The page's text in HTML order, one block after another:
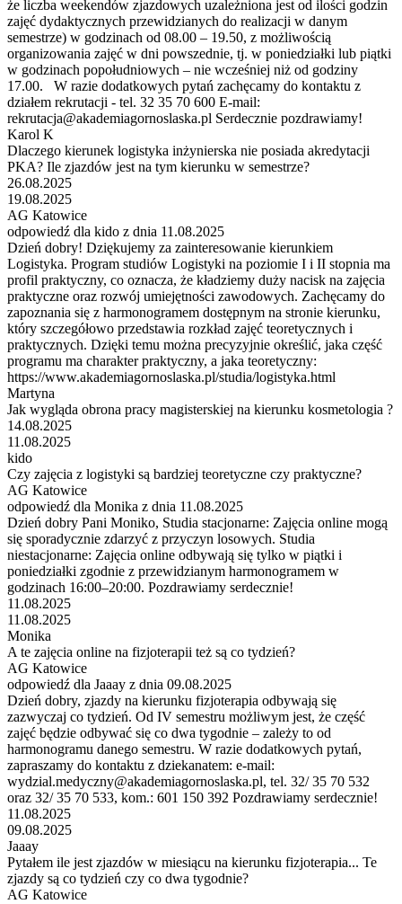
że liczba weekendów zjazdowych uzależniona jest od ilości godzin
zajęć dydaktycznych przewidzianych do realizacji w danym
semestrze) w godzinach od 08.00 – 19.50, z możliwością
organizowania zajęć w dni powszednie, tj. w poniedziałki lub piątki
w godzinach popołudniowych – nie wcześniej niż od godziny
17.00. W razie dodatkowych pytań zachęcamy do kontaktu z
działem rekrutacji - tel. 32 35 70 600 E-mail:
rekrutacja@akademiagornoslaska.pl Serdecznie pozdrawiamy!
Karol K
Dlaczego kierunek logistyka inżynierska nie posiada akredytacji
PKA? Ile zjazdów jest na tym kierunku w semestrze?
26.08.2025
19.08.2025
AG Katowice
odpowiedź dla kido z dnia 11.08.2025
Dzień dobry! Dziękujemy za zainteresowanie kierunkiem
Logistyka. Program studiów Logistyki na poziomie I i II stopnia ma
profil praktyczny, co oznacza, że kładziemy duży nacisk na zajęcia
praktyczne oraz rozwój umiejętności zawodowych. Zachęcamy do
zapoznania się z harmonogramem dostępnym na stronie kierunku,
który szczegółowo przedstawia rozkład zajęć teoretycznych i
praktycznych. Dzięki temu można precyzyjnie określić, jaka część
programu ma charakter praktyczny, a jaka teoretyczny:
https://www.akademiagornoslaska.pl/studia/logistyka.html
Martyna
Jak wygląda obrona pracy magisterskiej na kierunku kosmetologia ?
14.08.2025
11.08.2025
kido
Czy zajęcia z logistyki są bardziej teoretyczne czy praktyczne?
AG Katowice
odpowiedź dla Monika z dnia 11.08.2025
Dzień dobry Pani Moniko, Studia stacjonarne: Zajęcia online mogą
się sporadycznie zdarzyć z przyczyn losowych. Studia
niestacjonarne: Zajęcia online odbywają się tylko w piątki i
poniedziałki zgodnie z przewidzianym harmonogramem w
godzinach 16:00–20:00. Pozdrawiamy serdecznie!
11.08.2025
11.08.2025
Monika
A te zajęcia online na fizjoterapii też są co tydzień?
AG Katowice
odpowiedź dla Jaaay z dnia 09.08.2025
Dzień dobry, zjazdy na kierunku fizjoterapia odbywają się
zazwyczaj co tydzień. Od IV semestru możliwym jest, że część
zajęć będzie odbywać się co dwa tygodnie – zależy to od
harmonogramu danego semestru. W razie dodatkowych pytań,
zapraszamy do kontaktu z dziekanatem: e-mail:
wydzial.medyczny@akademiagornoslaska.pl, tel. 32/ 35 70 532
oraz 32/ 35 70 533, kom.: 601 150 392 Pozdrawiamy serdecznie!
11.08.2025
09.08.2025
Jaaay
Pytałem ile jest zjazdów w miesiącu na kierunku fizjoterapia... Te
zjazdy są co tydzień czy co dwa tygodnie?
AG Katowice